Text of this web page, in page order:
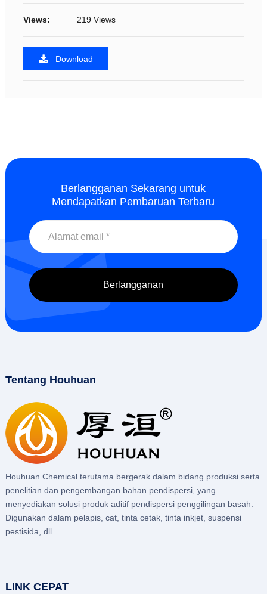
Views: 219 Views
Download
Berlangganan Sekarang untuk
Mendapatkan Pembaruan Terbaru
Tentang Houhuan
Houhuan Chemical terutama bergerak dalam bidang produksi serta
penelitian dan pengembangan bahan pendispersi, yang
menyediakan solusi produk aditif pendispersi penggilingan basah.
Digunakan dalam pelapis, cat, tinta cetak, tinta inkjet, suspensi
pestisida, dll.
LINK CEPAT